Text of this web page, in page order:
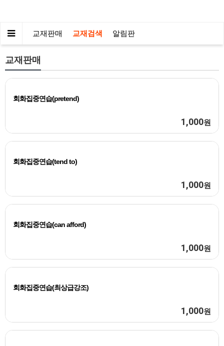
교재판매 교재검색 알림판
교재판매
회화집중연습(pretend)
1,000원
회화집중연습(tend to)
1,000원
회화집중연습(can afford)
1,000원
회화집중연습(최상급강조)
1,000원